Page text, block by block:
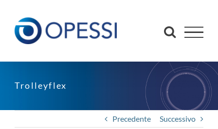
contenuto
Trolleyflex
Precedente Successivo